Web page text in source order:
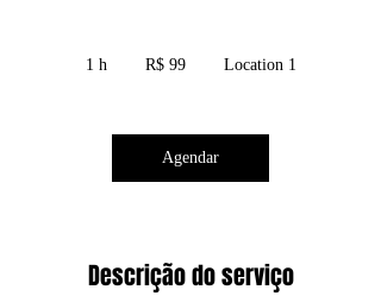
1 h1
brasileiros
R$ 99 Location 1
Agendar
Descrição do serviço